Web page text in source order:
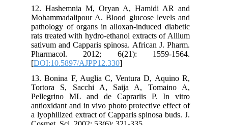
12. Hashemnia M, Oryan A, Hamidi AR and
Mohammadalipour A. Blood glucose levels and
pathology of organs in alloxan-induced diabetic
rats treated with hydro-ethanol extracts of Allium
sativum and Capparis spinosa. African J. Pharm.
Pharmacol. 2012; 6(21): 1559-1564.
[DOI:10.5897/AJPP12.330
13. Bonina F, Auglia C, Ventura D, Aquino R,
Tortora S, Sacchi A, Saija A, Tomaino A,
Pellegrino ML and de Caprariis P. In vitro
antioxidant and in vivo photo protective effect of
a lyophilized extract of Capparis spinosa buds. J.